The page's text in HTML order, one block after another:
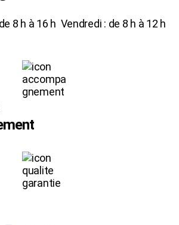
8 h à 16 h Vendredi : de 8 h à 12 h